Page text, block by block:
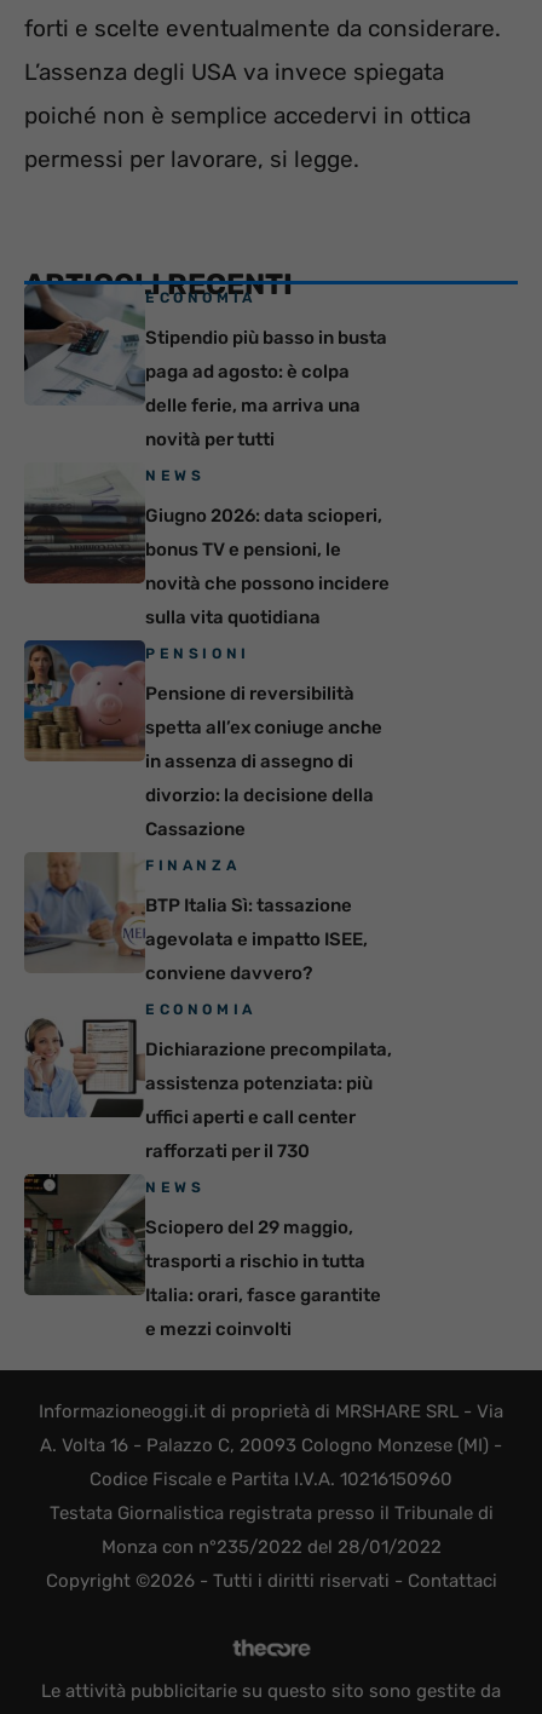
forti e scelte eventualmente da considerare.
L’assenza degli USA va invece spiegata
poiché non è semplice accedervi in ottica
permessi per lavorare, si legge.
ARTICOLI RECENTI
ECONOMIA
Stipendio più basso in busta
paga ad agosto: è colpa
delle ferie, ma arriva una
novità per tutti
NEWS
Giugno 2026: data scioperi,
bonus TV e pensioni, le
novità che possono incidere
sulla vita quotidiana
PENSIONI
Pensione di reversibilità
spetta all’ex coniuge anche
in assenza di assegno di
divorzio: la decisione della
Cassazione
FINANZA
BTP Italia Sì: tassazione
agevolata e impatto ISEE,
conviene davvero?
ECONOMIA
Dichiarazione precompilata,
assistenza potenziata: più
uffici aperti e call center
rafforzati per il 730
NEWS
Sciopero del 29 maggio,
trasporti a rischio in tutta
Italia: orari, fasce garantite
e mezzi coinvolti
Informazioneoggi.it di proprietà di MRSHARE SRL - Via
A. Volta 16 - Palazzo C, 20093 Cologno Monzese (MI) -
Codice Fiscale e Partita I.V.A. 10216150960
Testata Giornalistica registrata presso il Tribunale di
Monza con n°235/2022 del 28/01/2022
Copyright ©2026 - Tutti i diritti riservati - Contattaci
Le attività pubblicitarie su questo sito sono gestite da